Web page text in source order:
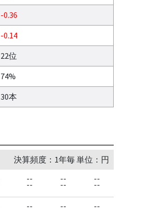
-0.36
-0.14
22位
74%
30本
決算頻度：1年毎 単位：円
--
--
--
--
--
--
-- -- --